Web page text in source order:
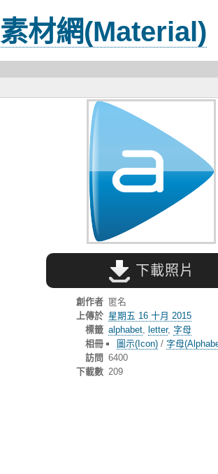
材網(Material)
下載照片
創作者 匿名
上傳於 星期五 16 十月 2015
標籤 alphabet, letter, 字母
相冊
圖示(Icon) /字母
訪問 6400
下載數 209